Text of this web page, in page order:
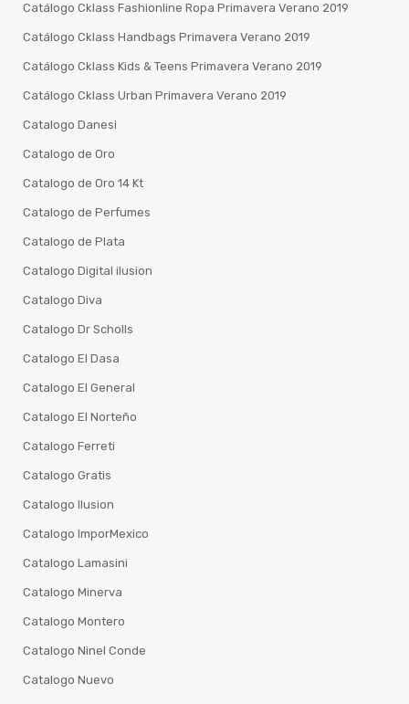
Catálogo Cklass Fashionline Ropa Primavera Verano 2019
Catálogo Cklass Handbags Primavera Verano 2019
Catálogo Cklass Kids & Teens Primavera Verano 2019
Catálogo Cklass Urban Primavera Verano 2019
Catalogo Danesi
Catalogo de Oro
Catalogo de Oro 14 Kt
Catalogo de Perfumes
Catalogo de Plata
Catalogo Digital ilusion
Catalogo Diva
Catalogo Dr Scholls
Catalogo El Dasa
Catalogo El General
Catalogo El Norteño
Catalogo Ferreti
Catalogo Gratis
Catalogo Ilusion
Catalogo ImporMexico
Catalogo Lamasini
Catalogo Minerva
Catalogo Montero
Catalogo Ninel Conde
Catalogo Nuevo